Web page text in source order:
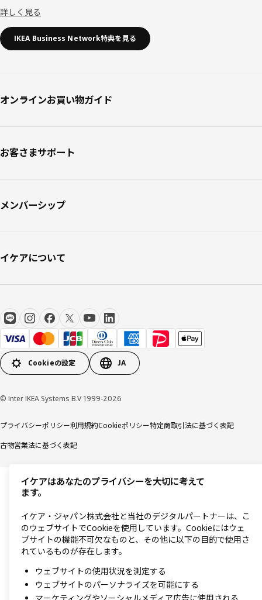
詳しく見る
IKEA Business Network特典を見る
オンラインお買い物ガイド
お客さまサポート
メンバーシップ
イケアについて
Cookieの設定 JA
© Inter IKEA Systems B.V 1999-2026
プライバシーポリシー利用規約Cookieポリシー特定商取引法に基づく表記
古物営業法に基づく表記
イケアはあなたのプライバシーを大切に考えて
ます。
イケア・ジャパン株式会社と当社のデジタルパートナーは、こ
のウェブサイトでCookieを使用しています。Cookieにはウェ
ブサイトの機能不可欠なものと、その他に以下の目的で使用さ
れているものが存在します。
ウェブサイトの使用状況を測定する
ウェブサイトのパーソナライズを可能にする